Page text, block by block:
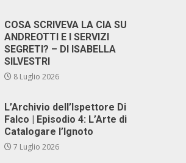
COSA SCRIVEVA LA CIA SU
ANDREOTTI E I SERVIZI
SEGRETI? – DI ISABELLA
SILVESTRI
8 Luglio 2026
L’Archivio dell’Ispettore Di
Falco | Episodio 4: L’Arte di
Catalogare l’Ignoto
7 Luglio 2026